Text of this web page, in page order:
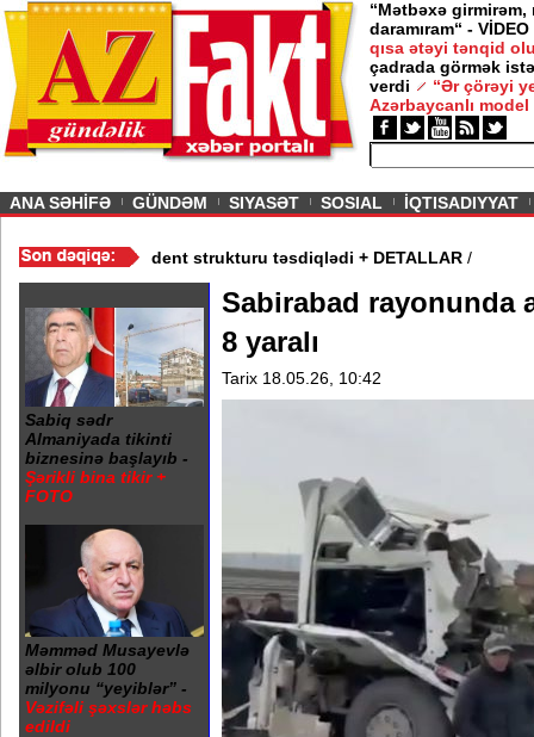
“Mətbəxə girmirəm,
daramıram“ - VİDEO
qısa ətəyi tənqid
çadrada görmək
verdi
“Ər çörəyi
Azərbaycanlı model
ANA SƏHİFƏ GÜNDƏM SIYASƏT SOSIAL İQTISADIYYAT
Şurası yaradıdı - Prezident strukturu təsdiqlədi + DETALLAR
Sabiq sədr
Almaniyada tikinti
biznesinə başlayıb -
Şərikli bina tikir +
FOTO
Məmməd Musayevlə
əlbir olub 100
milyonu “yeyiblər” -
Vəzifəli şəxslər həbs
edildi
Sabirabad rayonunda
8 yaralı
Tarix 18.05.26, 10:42